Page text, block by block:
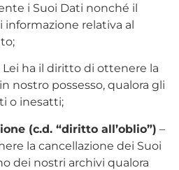
i Suoi Dati nonché il
relativa al
Lei ha il diritto di ottenere la
nostro possesso, qualora gli
o inesatti;
(c.d. “diritto all’oblio”) –
la cancellazione dei Suoi
dei nostri archivi qualora